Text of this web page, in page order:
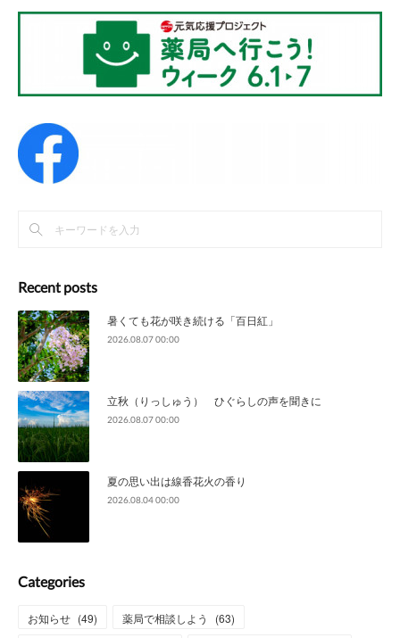
Recent posts
暑くても花が咲き続ける「百日紅」
2026.08.07 00:00
立秋（りっしゅう） ひぐらしの声を聞きに
2026.08.07 00:00
夏の思い出は線香花火の香り
2026.08.04 00:00
Categories
お知らせ (49) 薬局で相談しよう (63)